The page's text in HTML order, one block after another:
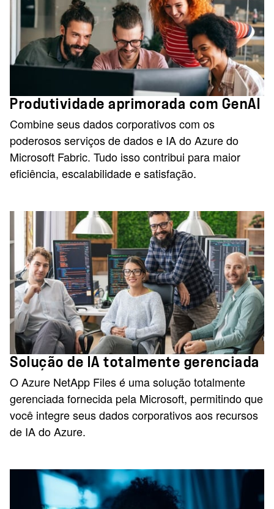
Produtividade aprimorada com GenAI
Combine seus dados corporativos com os
poderosos serviços de dados e IA do Azure do
Microsoft Fabric. Tudo isso contribui para maior
eficiência, escalabilidade e satisfação.
Solução de IA totalmente gerenciada
O Azure NetApp Files é uma solução totalmente
gerenciada fornecida pela Microsoft, permitindo que
você integre seus dados corporativos aos recursos
de IA do Azure.